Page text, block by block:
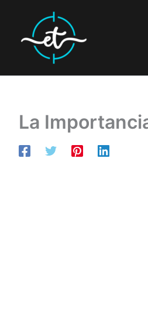
contenido
La